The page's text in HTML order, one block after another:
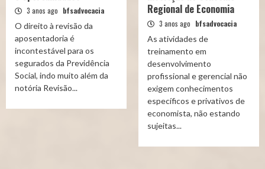
3 anos ago bfsadvocacia
O direito à revisão da
aposentadoria é
incontestável para os
segurados da Previdência
Social, indo muito além da
notória Revisão...
Regional de Economia
3 anos ago bfsadvocacia
As atividades de
treinamento em
desenvolvimento
profissional e gerencial não
exigem conhecimentos
específicos e privativos de
economista, não estando
sujeitas...